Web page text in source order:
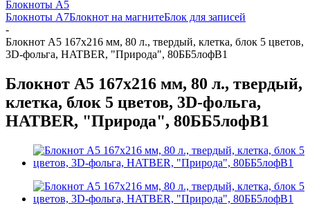
Блокноты А5
Блокноты А7Блокнот на магнитеБлок для записей
-
Блокнот А5 167х216 мм, 80 л., твердый, клетка, блок 5 цветов,
3D-фольга, HATBER, "Природа", 80ББ5лофВ1
Блокнот А5 167х216 мм, 80 л., твердый,
клетка, блок 5 цветов, 3D-фольга,
HATBER, "Природа", 80ББ5лофВ1